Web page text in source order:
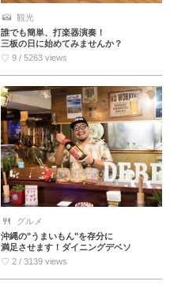
観光
誰でも簡単、打楽器演奏！
三板の日に始めてみませんか？
♡ 9 / 5263 views
グルメ
沖縄の"うまいもん"を存分に
満足させます！ダイニングデベソ
♡ 2 / 3139 views